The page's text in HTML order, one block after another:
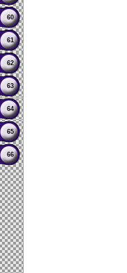
60
61
62
63
64
65
66